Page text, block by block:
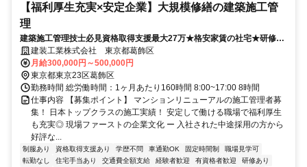
【福利厚生充実×安定企業】大規模修繕の建築施工管
理
建築施工管理技士必見資格取得支援最大27万★格安家賃の社宅★研修あ
り 建装工業株式会社 東京都葛飾区
月給300,000円～500,000円
東京都東京23区葛飾区
勤務時間 総労働時間：1ヶ月あたり160時間 8:00~17:00 8時間
仕事内容 【募集ポイント】 マンションリニューアルの施工管理者募
集！ 日本トップクラスの施工実績！ 安定して働ける職場で福利厚生
も充実◎ 現場ファーストの企業文化 ー 入社された中途採用の方から
好評な...
制服あり 資格取得支援あり 学歴不問 車通勤OK 固定時間制
職場見学可
転勤なし
住宅手当あり 交通費全額支給 経験者歓迎 有資格者歓迎
研修あり